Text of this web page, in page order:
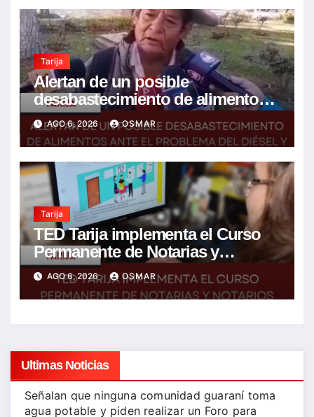
Tarija
Alertan de un posible
desabastecimiento de alimentos
ante el problema del diésel y el
encarecimiento de insumos
agrícolas
AGO 6, 2026 OSMAR
Tarija
TED Tarija implementa el Curso
Permanente de Notarias y
Notarios Electorales 2026
AGO 6, 2026 OSMAR
Ultimas Noticias
Señalan que ninguna comunidad guaraní toma
agua potable y piden realizar un Foro para